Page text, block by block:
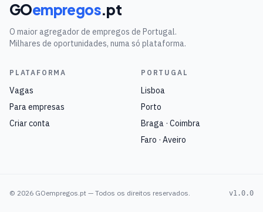
GOempregos.pt
O maior agregador de empregos de Portugal.
Milhares de oportunidades, numa só plataforma.
PLATAFORMA
Vagas
Para empresas
Criar conta
PORTUGAL
Lisboa
Porto
Braga · Coimbra
Faro · Aveiro
© 2026 GOempregos.pt — Todos os direitos reservados. v1.0.0